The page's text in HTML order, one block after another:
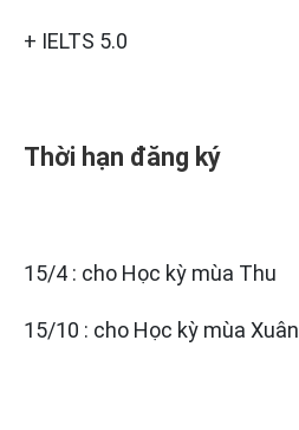
+ IELTS 5.0
Thời hạn đăng ký
15/4 : cho Học kỳ mùa Thu
15/10 : cho Học kỳ mùa Xuân